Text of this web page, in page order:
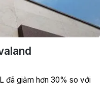
đã giảm hơn 30% so với